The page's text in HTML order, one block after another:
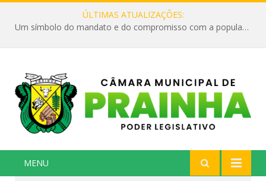
ÚLTIMAS ATUALIZAÇÕES:
Um símbolo do mandato e do compromisso com a população
MENU